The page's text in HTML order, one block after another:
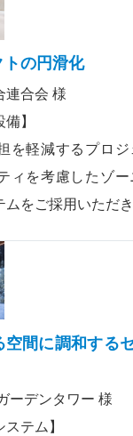
の円滑化
連合会 様
】
を軽減するプロジ
ィを考慮したゾ
をご採用いただき
空間に調和する
ーデンタワー 様
ステム】